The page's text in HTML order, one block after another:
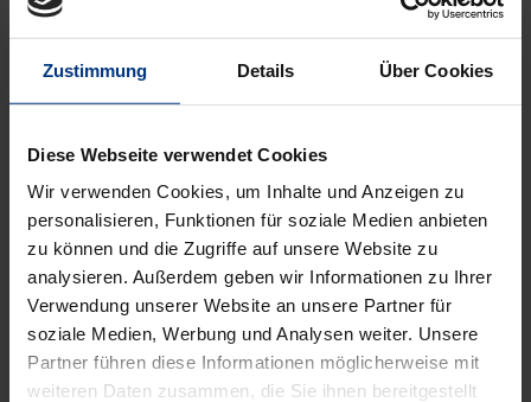
Zustimmung Details Über Cookies
Diese Webseite verwendet Cookies
Wir verwenden Cookies, um Inhalte und Anzeigen zu
personalisieren, Funktionen für soziale Medien anbieten
zu können und die Zugriffe auf unsere Website zu
analysieren. Außerdem geben wir Informationen zu Ihrer
Verwendung unserer Website an unsere Partner für
soziale Medien, Werbung und Analysen weiter. Unsere
Partner führen diese Informationen möglicherweise mit
weiteren Daten zusammen, die Sie ihnen bereitgestellt
Beschreibung
Die Europäische Union und ihre Mitgliedstaaten
Konflikte in Gewalt umschlagen, als nach
Konfliktbeendigung in den Wiederaufbau der vom
Krieg zerstörten Länder und Regionen zu
investieren. Deshalb ist die EU bestrebt sich auf das
frühzeitige Erkennen potentieller Konflikte und auf
präventive Maßnahmen zu konzentrieren. Dies ist
eine große Herausforderung sowohl für die
politischen Entscheidungsträger und Planer in den